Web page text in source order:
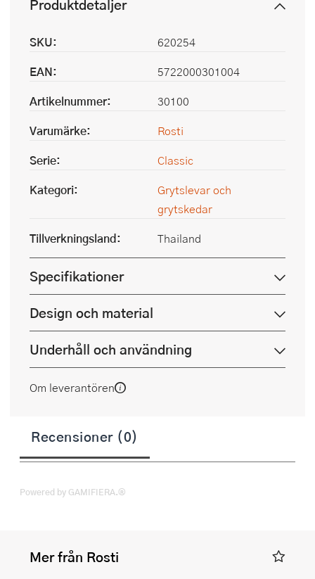
Produktdetaljer
SKU:
620254
EAN:
5722000301004
Artikelnummer:
30100
Varumärke:
Rosti
Serie:
Classic
Kategori:
Grytslevar och
grytskedar
Tillverkningsland:
Thailand
Specifikationer
Design och material
Underhåll och användning
Om leverantören
Recensioner (0)
Powered by GAMIFIERA.®
Mer från Rosti